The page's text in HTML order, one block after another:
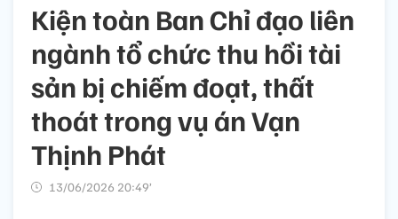
Kiện toàn Ban Chỉ đạo liên
ngành tổ chức thu hồi tài
sản bị chiếm đoạt, thất
thoát trong vụ án Vạn
Thịnh Phát
13/06/2026 20:49’